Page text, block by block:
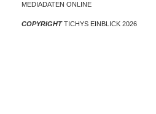
MEDIADATEN ONLINE
COPYRIGHTTICHYS EINBLICK 2026